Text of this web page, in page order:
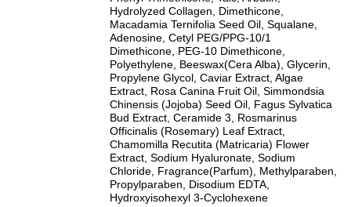
Hydrolyzed Collagen, Dimethicone,
Macadamia Ternifolia Seed Oil, Squalane,
Adenosine, Cetyl PEG/PPG-10/1
Dimethicone, PEG-10 Dimethicone,
Polyethylene, Beeswax(Cera Alba), Glycerin,
Propylene Glycol, Caviar Extract, Algae
Extract, Rosa Canina Fruit Oil, Simmondsia
Chinensis (Jojoba) Seed Oil, Fagus Sylvatica
Bud Extract, Ceramide 3, Rosmarinus
Officinalis (Rosemary) Leaf Extract,
Chamomilla Recutita (Matricaria) Flower
Extract, Sodium Hyaluronate, Sodium
Chloride, Fragrance(Parfum), Methylparaben,
Propylparaben, Disodium EDTA,
Hydroxyisohexyl 3-Cyclohexene